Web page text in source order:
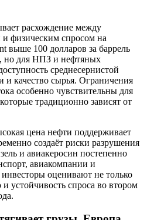
расхождение между
физическим спросом на
выше 100 долларов за баррель
но для НПЗ и нефтяных
среднесернистой
и качество сырья. Ограничения
особенно чувствительны для
традиционно зависят от
цена нефти поддерживает
создаёт риски разрушения
и авиакеросин постепенно
авиакомпании и
оценивают не только
устойчивость спроса во втором